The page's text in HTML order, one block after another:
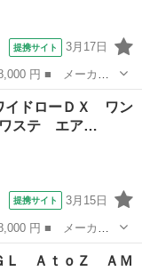
提携サイト 3月17日
ド名： ワイドロ
エアバック ＡＢ
イドローＤＸ ワン
ステ エア…
提携サイト 3月15日
レード名： ワイ
エアバック ＥＴ
Ｌ ＡｔｏＺ ＡＭ